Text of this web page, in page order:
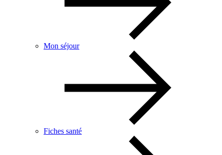
Mon séjour
Fiches santé